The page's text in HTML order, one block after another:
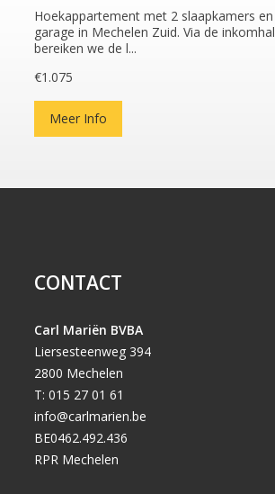
Hoekappartement met 2 slaapkamers en
garage in Mechelen Zuid. Via de inkomhal
bereiken we de l...
€1.075
Meer Info
CONTACT
Carl Mariën BVBA
Liersesteenweg 394
2800 Mechelen
T: 015 27 01 61
info@carlmarien.be
BE0462.492.436
RPR Mechelen